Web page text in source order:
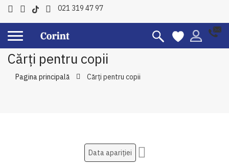
021 319 47 97
Cărți pentru copii
Pagina principală Cărți pentru copii